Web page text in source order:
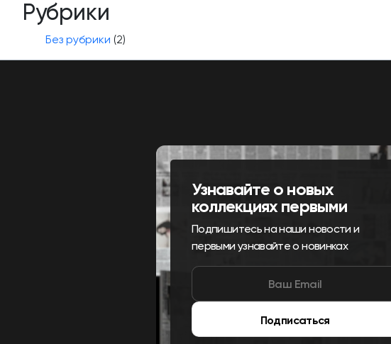
Рубрики
Без рубрики (2)
Узнавайте о новых
коллекциях первыми
Подпишитесь на наши новости и
первыми узнавайте о новинках
Подписаться